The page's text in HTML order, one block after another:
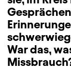
War das,